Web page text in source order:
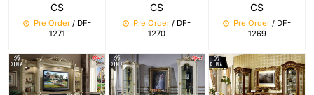
CS
Pre Order/ DF-
1271
CS
Pre Order / DF-
1270
CS
Pre Order / DF-
1269